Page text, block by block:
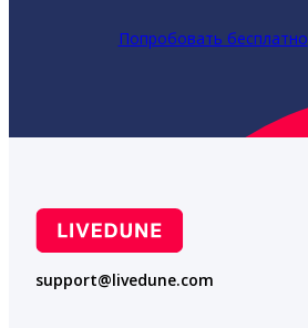
Попробовать бесплатно
support@livedune.com